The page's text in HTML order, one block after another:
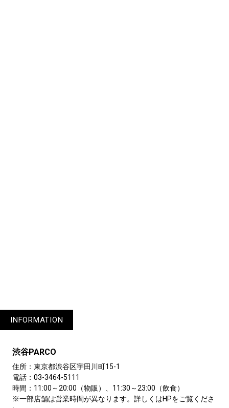
INFORMATION
渋谷PARCO
住所：東京都渋谷区宇田川町15-1
電話：03-3464-5111
時間：11:00～20:00（物販）、11:30～23:00（飲食）
※一部店舗は営業時間が異なります。詳しくはHPをご覧くださ